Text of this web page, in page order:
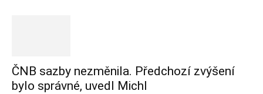
ČNB sazby nezměnila. Předchozí zvýšení
bylo správné, uvedl Michl